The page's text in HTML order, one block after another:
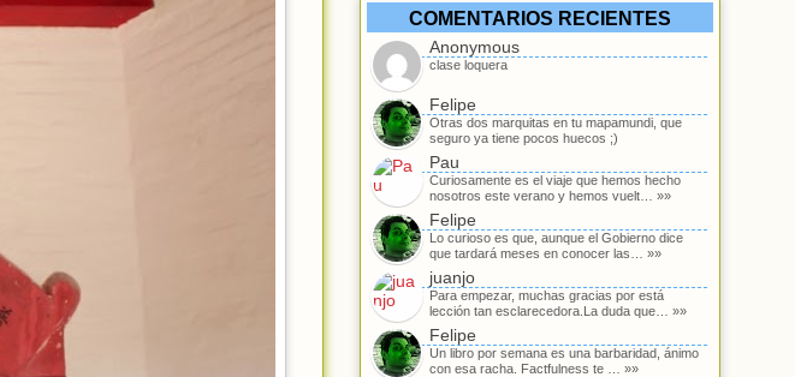
COMENTARIOS RECIENTES
Anonymous
clase loquera
Felipe
Otras dos marquitas en tu mapamundi, que
seguro ya tiene pocos huecos ;)
Pau
Curiosamente es el viaje que hemos hecho
nosotros este verano y hemos vuelt… »»
Felipe
Lo curioso es que, aunque el Gobierno dice
que tardará meses en conocer las… »»
juanjo
Para empezar, muchas gracias por está
lección tan esclarecedora.La duda que… »»
Felipe
Un libro por semana es una barbaridad, ánimo
con esa racha. Factfulness te … »»